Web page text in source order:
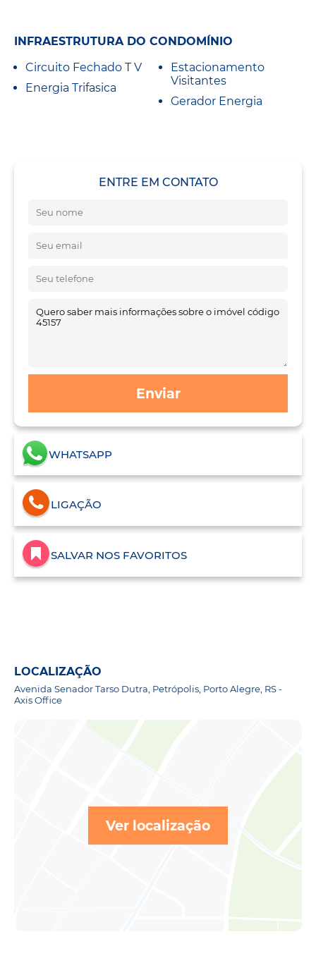
INFRAESTRUTURA DO CONDOMÍNIO
Circuito Fechado T V
Energia Trifasica
Estacionamento
Visitantes
Gerador Energia
ENTRE EM CONTATO
Enviar
WHATSAPP
LIGAÇÃO
SALVAR NOS FAVORITOS
LOCALIZAÇÃO
Avenida Senador Tarso Dutra, Petrópolis, Porto Alegre, RS -
Axis Office
Ver localização